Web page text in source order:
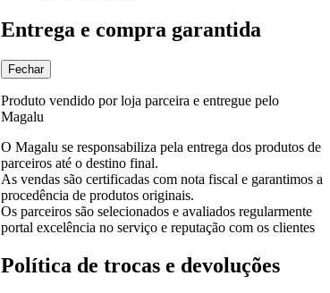
Entrega e compra garantida
Fechar
Produto vendido por loja parceira e entregue pelo
Magalu
O Magalu se responsabiliza pela entrega dos produtos de
parceiros até o destino final.
As vendas são certificadas com nota fiscal e garantimos a
procedência de produtos originais.
Os parceiros são selecionados e avaliados regularmente
portal excelência no serviço e reputação com os clientes
Política de trocas e devoluções